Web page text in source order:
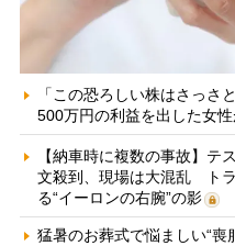
「この恐ろしい株はさっ
500万円の利益を出した女性
【納車時に複数の事故】テ
文殺到、現場は大混乱 ト
る“イーロンの右腕”の影
猛暑のお葬式で悩ましい“